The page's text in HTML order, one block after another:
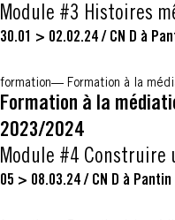
Module #3 Histoires
30.01 > 02.02.24 / CN D à
formation Formation à la
Formation à la
2023/2024
Module #4 Construire
05 > 08.03.24 / CN D à Pantin